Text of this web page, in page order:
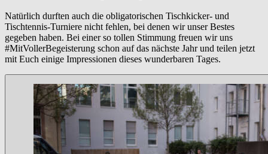
Natürlich durften auch die obligatorischen Tischkicker- und
Tischtennis-Turniere nicht fehlen, bei denen wir unser Bestes
gegeben haben. Bei einer so tollen Stimmung freuen wir uns
#MitVollerBegeisterung schon auf das nächste Jahr und teilen jetzt
mit Euch einige Impressionen dieses wunderbaren Tages.